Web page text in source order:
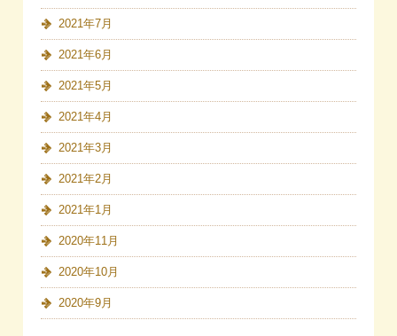
2021年7月
2021年6月
2021年5月
2021年4月
2021年3月
2021年2月
2021年1月
2020年11月
2020年10月
2020年9月